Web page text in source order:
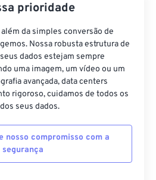
prioridade
da simples conversão de
Nossa robusta estrutura de
dados estejam sempre
uma imagem, um vídeo ou um
avançada, data centers
rigoroso, cuidamos de todos os
seus dados.
nosso compromisso com a
segurança